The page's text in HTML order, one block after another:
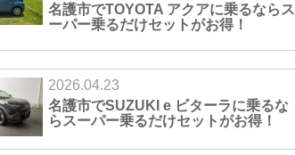
名護市でTOYOTA アクアに乗るならス
ーパー乗るだけセットがお得！
2026.04.23
名護市でSUZUKI e ビターラに乗るな
らスーパー乗るだけセットがお得！